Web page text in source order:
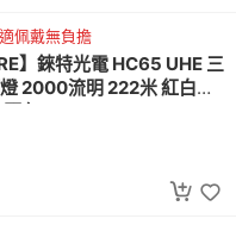
佩戴無負擔
】錸特光電 HC65 UHE 三
2000流明 222米 紅白光
色